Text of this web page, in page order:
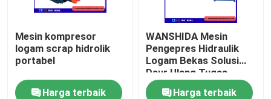
Mesin Pencukur Bekas
Scrap Metal Geser
Geser Gantry
Mesin kompresor
logam scrap hidrolik
portabel
Harga terbaik
WANSHIDA Mesin
Pengepres Hidraulik
Logam Bekas Solusi
Daur Ulang Tugas
Berat.
Harga terbaik